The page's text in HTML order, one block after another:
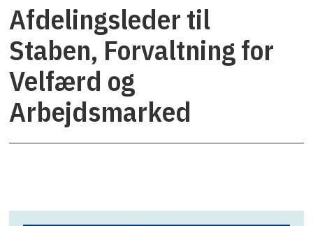
Afdelingsleder til
Staben, Forvaltning for
Velfærd og
Arbejdsmarked